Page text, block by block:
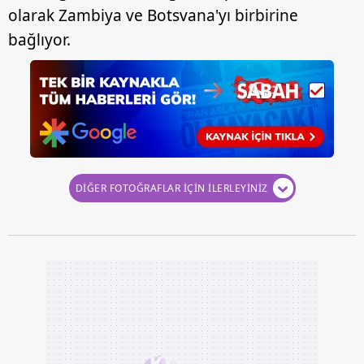
hazırlanmış Aydınlatma Metnimizi okumak ve sitemizde
ilgili mevzuata uygun olarak kullanılan çerezlerle ilgili bilgi
almak için lütfen
olarak Zambiya ve Botsvana'yı birbirine
bağlıyor.
DİĞER FOTOĞRAFLAR İÇİN İLERLEYİNİZ